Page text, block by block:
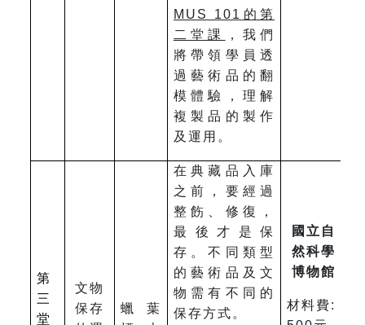
MUS 101 的第
二堂課
，我們
將帶領學員透
過藝術品的翻
模體驗，理解
複製品的製作
及運用。
第
三
堂
文物
保存
蠟葉
在典藏品入庫
之前，要經過
整飭、修復，
最後才是保
存。不同類型
的藝術品及文
物需有不同的
保存方式。
國立自
然科學
博物館
材料費: